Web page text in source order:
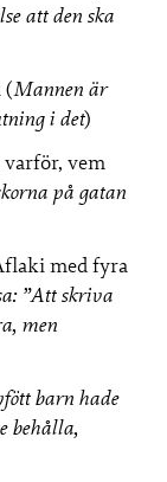
att den ska
(Mannen är
i det)
vem
på gatan
med fyra
”Att skriva
men
barn hade
behålla,